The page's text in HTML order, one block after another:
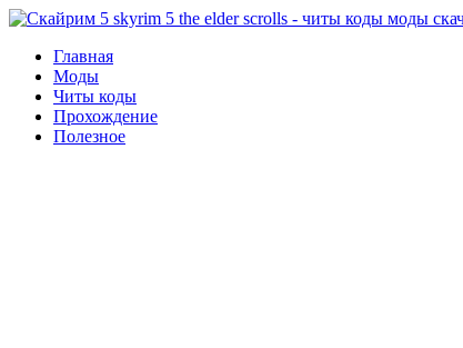
Перейти
содержимому
Главная
Моды
Читы коды
Прохождение
Полезное